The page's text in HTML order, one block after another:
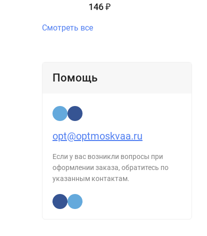
146₽
Смотреть все
Помощь
opt@optmoskvaa.ru
Если у вас возникли вопросы при
оформлении заказа, обратитесь по
указанным контактам.